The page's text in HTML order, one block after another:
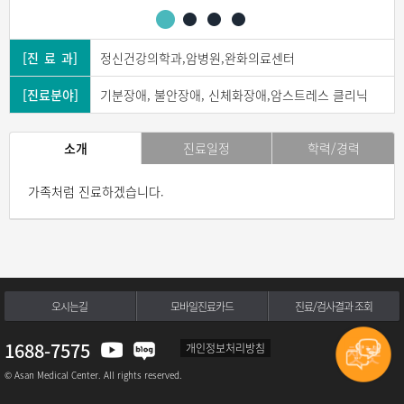
[진 료 과] 정신건강의학과,암병원,완화의료센터
[진료분야] 기분장애, 불안장애, 신체화장애,암스트레스 클리닉
소개 진료일정 학력/경력
가족처럼 진료하겠습니다.
오시는길 모바일진료카드 진료/검사결과 조회
1688-7575 개인정보처리방침
© Asan Medical Center. All rights reserved.